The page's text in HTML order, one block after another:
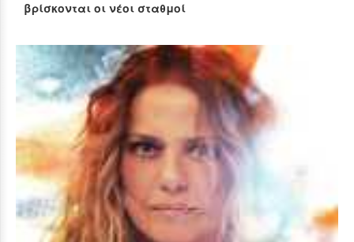
βρίσκονται οι νέοι σταθμοί